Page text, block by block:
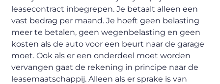
leasecontract inbegrepen. Je betaalt alleen een
vast bedrag per maand. Je hoeft geen belasting
meer te betalen, geen wegenbelasting en geen
kosten als de auto voor een beurt naar de garage
moet. Ook als er een onderdeel moet worden
vervangen gaat de rekening in principe naar de
leasemaatschappij. Alleen als er sprake is van